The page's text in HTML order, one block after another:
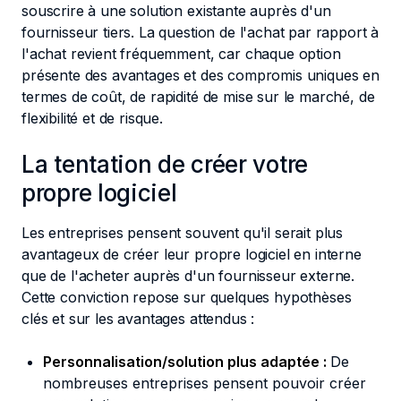
souscrire à une solution existante auprès d'un
fournisseur tiers. La question de l'achat par rapport à
l'achat revient fréquemment, car chaque option
présente des avantages et des compromis uniques en
termes de coût, de rapidité de mise sur le marché, de
flexibilité et de risque.
La tentation de créer votre
propre logiciel
Les entreprises pensent souvent qu'il serait plus
avantageux de créer leur propre logiciel en interne
que de l'acheter auprès d'un fournisseur externe.
Cette conviction repose sur quelques hypothèses
clés et sur les avantages attendus :
Personnalisation/solution plus adaptée : De
nombreuses entreprises pensent pouvoir créer